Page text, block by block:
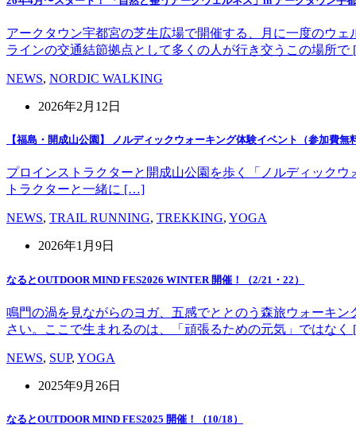
アークタウン宇都宮の芝生広場で開催する、月に一度のウ
ラインの交通結節拠点として多くの人が行き交うこの場所
NEWS, NORDIC WALKING
2026年2月12日
【福島・開成山公園】 ノルディックウォーキング体験イベント（参加費無
プロインストラクターと開成山公園を歩く「ノルディックウ
トラクターと一緒に […]
NEWS, TRAIL RUNNING, TREKKING, YOGA
2026年1月9日
なるとOUTDOOR MIND FES2026 WINTER 開催！（2/21・22）
鳴門の渦を見ながらのヨガ、五感でととのう森旅ウォーキ
さい。ここで生まれるのは、「頑張るための元気」ではな
NEWS, SUP, YOGA
2025年9月26日
なるとOUTDOOR MIND FES2025 開催！（10/18）